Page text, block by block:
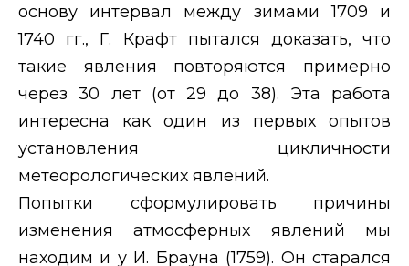
основу интервал между зимами 1709 и
1740 гг., Г. Крафт пытался доказать, что
такие явления повторяются примерно
через 30 лет (от 29 до 38). Эта работа
интересна как один из первых опытов
установления цикличности
метеорологических явлений.
Попытки сформулировать причины
изменения атмосферных явлений мы
находим и у И. Брауна (1759). Он старался